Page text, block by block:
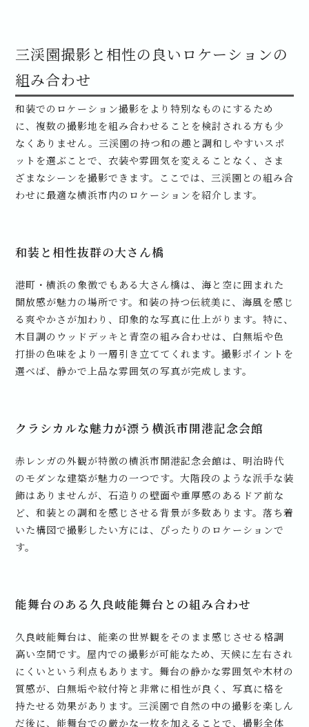
三渓園撮影と相性の良いロケーションの
組み合わせ
和装でのロケーション撮影をより特別なものにするため
に、複数の撮影地を組み合わせることを検討される方も少
なくありません。三渓園の持つ和の趣と調和しやすいスポ
ットを選ぶことで、衣装や雰囲気を変えることなく、さま
ざまなシーンを撮影できます。ここでは、三渓園との組み合
わせに最適な横浜市内のロケーションを紹介します。
和装と相性抜群の大さん橋
港町・横浜の象徴でもある大さん橋は、海と空に囲まれた
開放感が魅力の場所です。和装の持つ伝統美に、海風を感じ
る爽やかさが加わり、印象的な写真に仕上がります。特に、
木目調のウッドデッキと青空の組み合わせは、白無垢や色
打掛の色味をより一層引き立ててくれます。撮影ポイントを
選べば、静かで上品な雰囲気の写真が完成します。
クラシカルな魅力が漂う横浜市開港記念会館
赤レンガの外観が特徴の横浜市開港記念会館は、明治時代
のモダンな建築が魅力の一つです。大階段のような派手な装
飾はありませんが、石造りの壁面や重厚感のあるドア前な
ど、和装との調和を感じさせる背景が多数あります。落ち着
いた構図で撮影したい方には、ぴったりのロケーションで
す。
能舞台のある久良岐能舞台との組み合わせ
久良岐能舞台は、能楽の世界観をそのまま感じさせる格調
高い空間です。屋内での撮影が可能なため、天候に左右され
にくいという利点もあります。舞台の静かな雰囲気や木材の
質感が、白無垢や紋付袴と非常に相性が良く、写真に格を
持たせる効果があります。三渓園で自然の中の撮影を楽しん
だ後に、能舞台での厳かな一枚を加えることで、撮影全体